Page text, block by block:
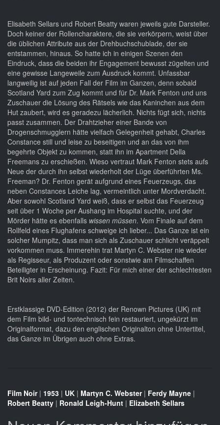
Elisabeth Sellars und Robert Beatty waren jeweils gute Darsteller.
Doch keiner der Rollencharaktere, die sie verkörpern, weist über
die üblichen Attribute aus der Drehbuchschublade, der sie
entstammen, hinaus. So hatte ich in einigen Szenen den
Eindruck, dass die beiden ihr Engagement bewusst zügelten und
eine gewisse Langeweile zum Ausdruck kommt. Unfassbar
langweilig ist auf jeden Fall der Film im Ganzen, denn sobald
Scotland Yard zum Zug kommt und für Dr. Mark Fenton und uns
Zuschauer die Lösung des Rätsels wie das Kaninchen aus dem
Hut zaubert, wird es geradezu lächerlich. Nichts fügt sich, nichts
passt zusammen. Der Drahtzieher einer Bande von
Drogenschmugglern hätte vielfach Gelegenheit gehabt, Charles
Constance still und leise zu beseitigen und an das von ihm
begehrte Objekt zu kommen, statt ihn im Apartment Della
Freemans zu erschießen. Wieso vertraut Mark Fenton stets aufs
Neue der durch ihn selbst wiederholt der Lüge überführten Ms.
Freeman? Dr. Fenton gerät aufgrund eines Feuerzeugs, das
neben Constances Leiche lag, vermeintlich unter Mordverdacht.
Aber sowohl Scotland Yard weiß, dass er selbst das Feuerzeug
seit über 1 Woche per Aushang im Hospital suchte, und der
Mörder hätte es ebenfalls wissen müssen. Vom Finale auf dem
Rollfeld eines Flughafens schweige ich lieber... Das Ganze ist ein
solcher Mumpitz, dass man sich als Zuschauer schlicht veräppelt
vorkommen muss. Immerehin trat Martyn C. Webster nie wieder
als Regisseur, als Produzent oder sonstwie am Filmschaffen
Beteiligter in Erscheinung. Fazit: Für mich einer der schlechtesten
Brit Noirs aller Zeiten.
Erstklassige DVD-Edition (2012) der Renown Pictures (UK) mit
dem Film bild- und tontechnisch fein restauriert, ungekürzt im
Originalformat, dazu den englischen Originalton ohne Untertitel,
das Ganze im Übrigen auch ohne Extras.
Film Noir| 1953 | UK | Martyn C. Webster| Ferdy Mayne |
Robert Beatty | Ronald Leigh-Hunt | Elizabeth Sellars